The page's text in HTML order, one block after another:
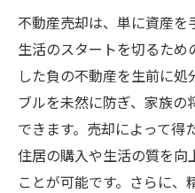
不動産売却は、単に資産
生活のスタートを切るため
した負の不動産を生前に
ブルを未然に防ぎ、家族
できます。売却によって得
住居の購入や生活の質を向
ことが可能です。さらに、